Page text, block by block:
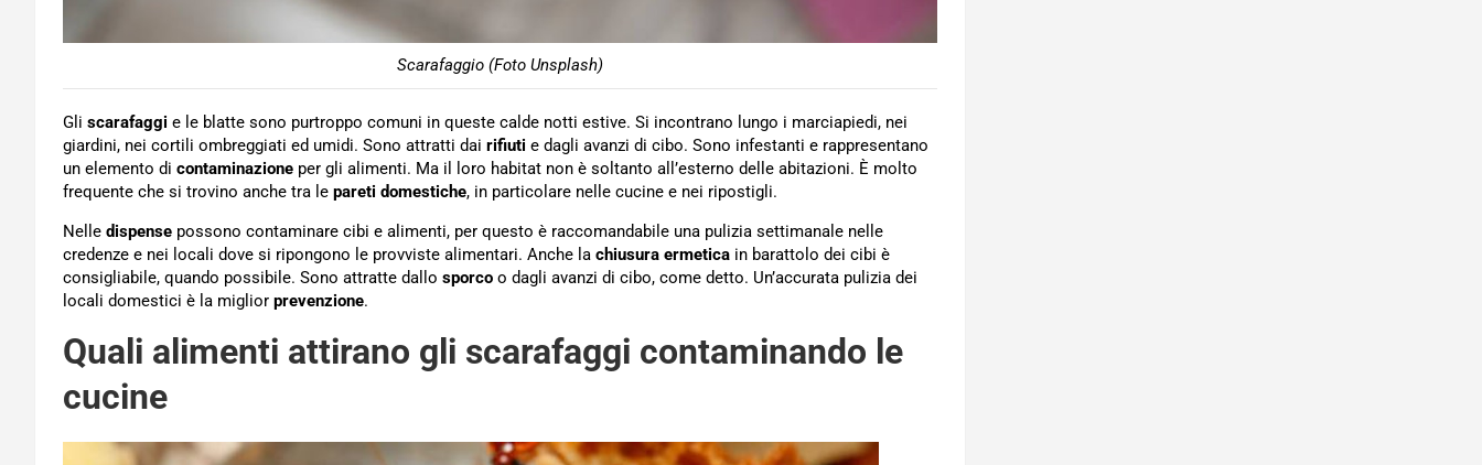
Scarafaggio (Foto Unsplash)
Gli scarafaggi e le blatte sono purtroppo comuni in queste calde notti estive. Si incontrano lungo i marciapiedi, nei
giardini, nei cortili ombreggiati ed umidi. Sono attratti dai rifiuti e dagli avanzi di cibo. Sono infestanti e rappresentano
un elemento di contaminazione per gli alimenti. Ma il loro habitat non è soltanto all’esterno delle abitazioni. È molto
frequente che si trovino anche tra le pareti domestiche, in particolare nelle cucine e nei ripostigli.
Nelle dispense possono contaminare cibi e alimenti, per questo è raccomandabile una pulizia settimanale nelle
credenze e nei locali dove si ripongono le provviste alimentari. Anche la chiusura ermetica in barattolo dei cibi è
consigliabile, quando possibile. Sono attratte dallo sporco o dagli avanzi di cibo, come detto. Un’accurata pulizia dei
locali domestici è la miglior prevenzione.
Quali alimenti attirano gli scarafaggi contaminando le
cucine